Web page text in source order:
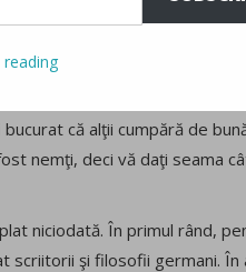
aveau câte 20 de pârtii de
şi apoi la Sinaia fără
că alţii cumpără de
nemţi, deci vă daţi seama
niciodată. În primul rând,
scriitorii şi filosofii germani. În